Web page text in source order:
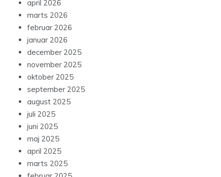
april 2026
marts 2026
februar 2026
januar 2026
december 2025
november 2025
oktober 2025
september 2025
august 2025
juli 2025
juni 2025
maj 2025
april 2025
marts 2025